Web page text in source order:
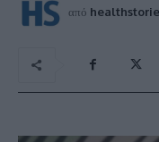
από